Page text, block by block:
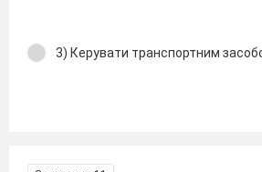
3) Керувати транспортним